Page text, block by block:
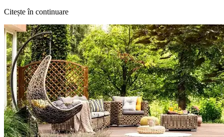
Citește în continuare